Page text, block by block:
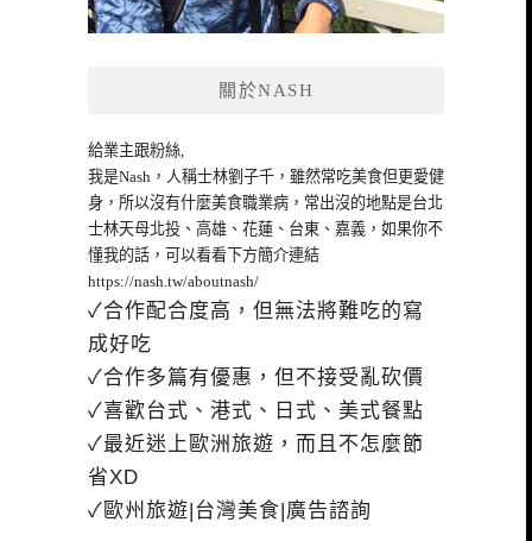
關於NASH
給業主跟粉絲,
我是Nash，人稱士林劉子千，雖然常吃美食但更愛健
身，所以沒有什麼美食職業病，常出沒的地點是台北
士林天母北投、高雄、花蓮、台東、嘉義，如果你不
懂我的話，可以看看下方簡介連結
https://nash.tw/aboutnash/
✓合作配合度高，但無法將難吃的寫
成好吃
✓合作多篇有優惠，但不接受亂砍價
✓喜歡台式、港式、日式、美式餐點
✓最近迷上歐洲旅遊，而且不怎麼節
省XD
✓歐州旅遊|台灣美食|廣告諮詢